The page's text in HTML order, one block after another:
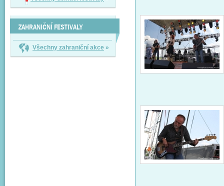
ZAHRANIČNÍ FESTIVALY
Všechny zahraniční akce »